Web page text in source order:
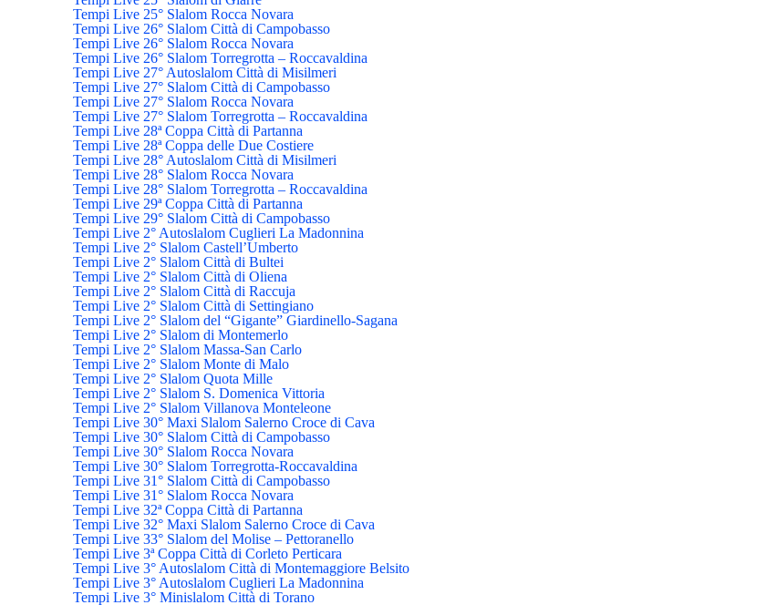
Tempi Live 25° Slalom Rocca Novara
Tempi Live 26° Slalom Città di Campobasso
Tempi Live 26° Slalom Rocca Novara
Tempi Live 26° Slalom Torregrotta – Roccavaldina
Tempi Live 27° Autoslalom Città di Misilmeri
Tempi Live 27° Slalom Città di Campobasso
Tempi Live 27° Slalom Rocca Novara
Tempi Live 27° Slalom Torregrotta – Roccavaldina
Tempi Live 28ª Coppa Città di Partanna
Tempi Live 28ª Coppa delle Due Costiere
Tempi Live 28° Autoslalom Città di Misilmeri
Tempi Live 28° Slalom Rocca Novara
Tempi Live 28° Slalom Torregrotta – Roccavaldina
Tempi Live 29ª Coppa Città di Partanna
Tempi Live 29° Slalom Città di Campobasso
Tempi Live 2° Autoslalom Cuglieri La Madonnina
Tempi Live 2° Slalom Castell’Umberto
Tempi Live 2° Slalom Città di Bultei
Tempi Live 2° Slalom Città di Oliena
Tempi Live 2° Slalom Città di Raccuja
Tempi Live 2° Slalom Città di Settingiano
Tempi Live 2° Slalom del “Gigante” Giardinello-Sagana
Tempi Live 2° Slalom di Montemerlo
Tempi Live 2° Slalom Massa-San Carlo
Tempi Live 2° Slalom Monte di Malo
Tempi Live 2° Slalom Quota Mille
Tempi Live 2° Slalom S. Domenica Vittoria
Tempi Live 2° Slalom Villanova Monteleone
Tempi Live 30° Maxi Slalom Salerno Croce di Cava
Tempi Live 30° Slalom Città di Campobasso
Tempi Live 30° Slalom Rocca Novara
Tempi Live 30° Slalom Torregrotta-Roccavaldina
Tempi Live 31° Slalom Città di Campobasso
Tempi Live 31° Slalom Rocca Novara
Tempi Live 32ª Coppa Città di Partanna
Tempi Live 32° Maxi Slalom Salerno Croce di Cava
Tempi Live 33° Slalom del Molise – Pettoranello
Tempi Live 3ª Coppa Città di Corleto Perticara
Tempi Live 3° Autoslalom Città di Montemaggiore Belsito
Tempi Live 3° Autoslalom Cuglieri La Madonnina
Tempi Live 3° Minislalom Città di Torano